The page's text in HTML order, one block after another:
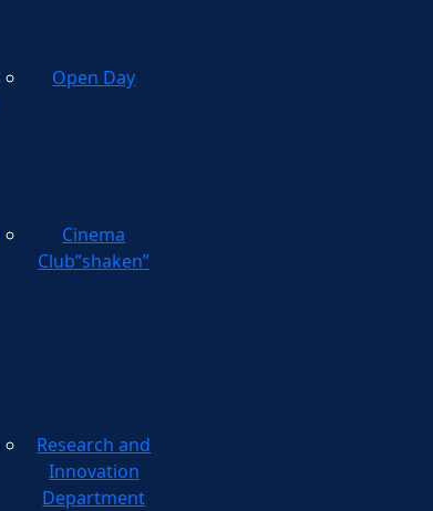
Open Day
Cinema
Club”shaken”
Research and
Innovation
Department